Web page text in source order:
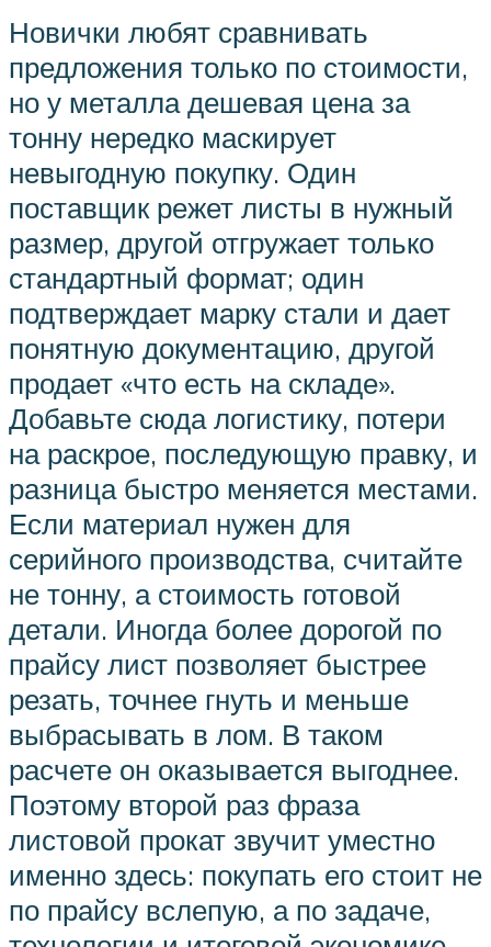
Новички любят сравнивать
предложения только по стоимости,
но у металла дешевая цена за
тонну нередко маскирует
невыгодную покупку. Один
поставщик режет листы в нужный
размер, другой отгружает только
стандартный формат; один
подтверждает марку стали и дает
понятную документацию, другой
продает «что есть на складе».
Добавьте сюда логистику, потери
на раскрое, последующую правку, и
разница быстро меняется местами.
Если материал нужен для
серийного производства, считайте
не тонну, а стоимость готовой
детали. Иногда более дорогой по
прайсу лист позволяет быстрее
резать, точнее гнуть и меньше
выбрасывать в лом. В таком
расчете он оказывается выгоднее.
Поэтому второй раз фраза
листовой прокат звучит уместно
именно здесь: покупать его стоит не
по прайсу вслепую, а по задаче,